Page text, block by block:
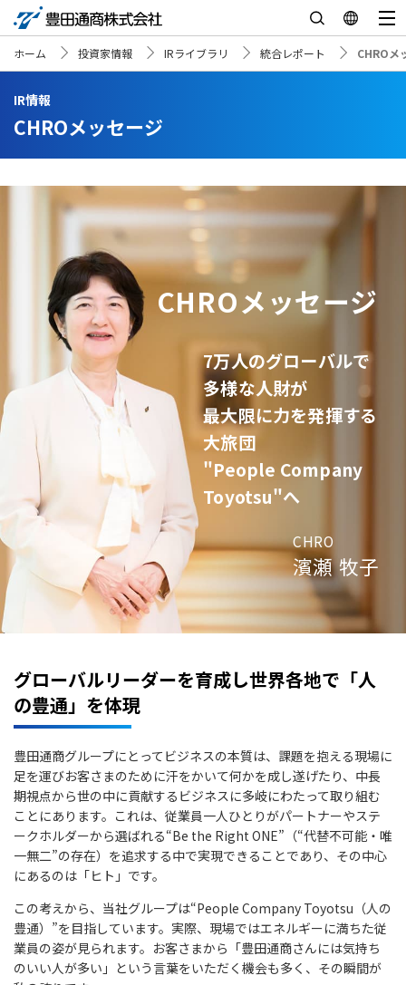
ホーム 投資家情報 IRライブラリ 統合レポート CHROメ
IR情報
CHROメッセージ
CHROメッセージ
7万人のグローバルで
多様な人財が
最大限に力を発揮する
大旅団
"People Company
Toyotsu"へ
CHRO
濱瀬 牧子
グローバルリーダーを育成し世界各地で「人
の豊通」を体現
豊田通商グループにとってビジネスの本質は、課題を抱える現場に
足を運びお客さまのために汗をかいて何かを成し遂げたり、中長
期視点から世の中に貢献するビジネスに多岐にわたって取り組む
ことにあります。これは、従業員一人ひとりがパートナーやステ
ークホルダーから選ばれる“Be the Right ONE”（“代替不可能・唯
一無二”の存在）を追求する中で実現できることであり、その中心
にあるのは「ヒト」です。
この考えから、当社グループは“People Company Toyotsu（人の
豊通）”を目指しています。実際、現場ではエネルギーに満ちた従
業員の姿が見られます。お客さまから「豊田通商さんには気持ち
のいい人が多い」という言葉をいただく機会も多く、その瞬間が